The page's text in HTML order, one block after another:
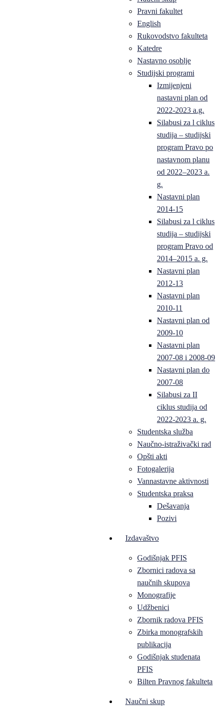
Pravni fakultet
English
Rukovodstvo fakulteta
Katedre
Nastavno osoblje
Studijski programi
Izmijenjeni
nastavni plan od
2022-2023 a.g.
Silabusi za l ciklus
studija – studijski
program Pravo po
nastavnom planu
od 2022–2023 a.
g.
Nastavni plan
2014-15
Silabusi za l ciklus
studija – studijski
program Pravo od
2014–2015 a. g.
Nastavni plan
2012-13
Nastavni plan
2010-11
Nastavni plan od
2009-10
Nastavni plan
2007-08 i 2008-09
Nastavni plan do
2007-08
Silabusi za II
ciklus studija od
2022-2023 a. g.
Studentska služba
Naučno-istraživački rad
Opšti akti
Fotogalerija
Vannastavne aktivnosti
Studentska praksa
Dešavanja
Pozivi
Izdavaštvo
Godišnjak PFIS
Zbornici radova sa
naučnih skupova
Monografije
Udžbenici
Zbornik radova PFIS
Zbirka monografskih
publikacija
Godišnjak studenata
PFIS
Bilten Pravnog fakulteta
Naučni skup